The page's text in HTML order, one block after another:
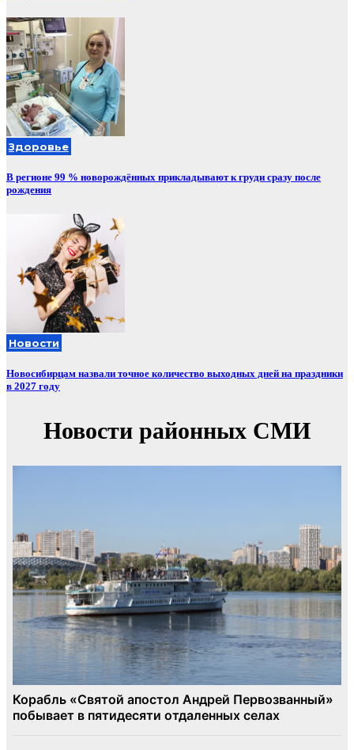
Здоровье
В регионе 99 % новорождённых прикладывают к груди сразу после
рождения
Новости
Новосибирцам назвали точное количество выходных дней на праздники
в 2027 году